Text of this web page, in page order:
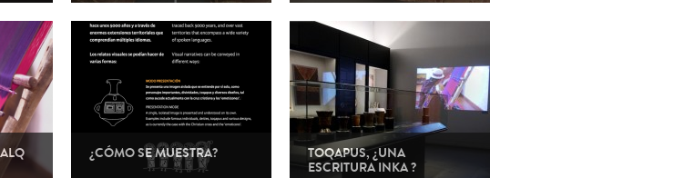
¿CÓMO SE MUESTRA? TOQAPUS, ¿UNA
ESCRITURA INKA ?